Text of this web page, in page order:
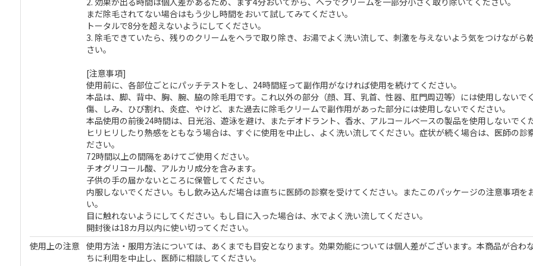
まだ除毛されてない場合はもう少し時間をおいて試してみてください。
トータルで8分を超えないようにしてください。
3. 除毛できていたら、残りのクリームをヘラで取り除き、お湯でよく洗い流して、刺激を与えないよう気をつけながら
さい。
[注意事項]
使用前に、各部位ごとにパッチテストをし、24時間経って副作用がなければ使用を続けてください。
本品は、脚、背中、胸、腕、脇の除毛用です。これ以外の部分（顔、耳、乳首、性器、肛門周辺等）には使用しないで
傷、しみ、ひび割れ、炎症、やけど、また過去に除毛クリームで副作用があった部分には使用しないでください。
本品使用の前後24時間は、日光浴、遊泳を避け、またデオドラント、香水、アルコールベースの製品を使用しないでく
ヒリヒリしたり熱感をともなう場合は、すぐに使用を中止し、よく洗い流してください。症状が続く場合は、医師の診
ださい。
72時間以上の間隔をあけてご使用ください。
チオグリコール酸、アルカリ成分を含みます。
子供の手の届かないところに保管してください。
内服しないでください。もし飲み込んだ場合は直ちに医師の診察を受けてください。またこのパッケージの注意事項を
い。
目に触れないようにしてください。もし目に入った場合は、水でよく洗い流してください。
開封後は18カ月以内に使い切ってください。
使用上の注意 使用方法・服用方法については、あくまでも目安となります。効果効能については個人差がございます。本商品が合わ
ちに利用を中止し、医師に相談してください。